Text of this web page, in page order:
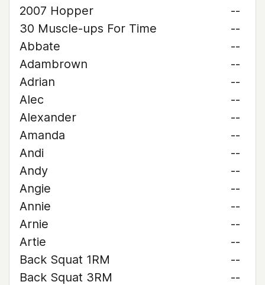
2007 Hopper
--
30 Muscle-ups For Time
--
Abbate
--
Adambrown
--
Adrian
--
Alec
--
Alexander
--
Amanda
--
Andi
--
Andy
--
Angie
--
Annie
--
Arnie
--
Artie
--
Back Squat 1RM
--
Back Squat 3RM
--